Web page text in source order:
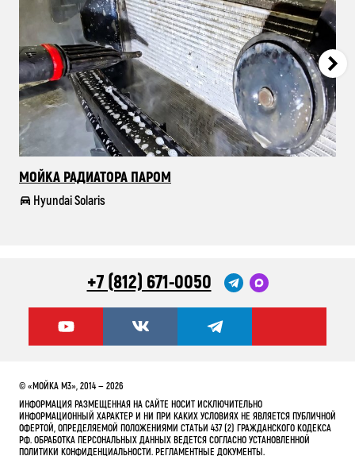
МОЙКА РАДИАТОРА ПАРОМ
Hyundai Solaris
+7 (812) 671-0050
© «МОЙКА М3», 2014 — 2026
ИНФОРМАЦИЯ РАЗМЕЩЕННАЯ НА САЙТЕ НОСИТ ИСКЛЮЧИТЕЛЬНО
ИНФОРМАЦИОННЫЙ ХАРАКТЕР И НИ ПРИ КАКИХ УСЛОВИЯХ НЕ ЯВЛЯЕТСЯ ПУБЛИЧНОЙ
ОФЕРТОЙ, ОПРЕДЕЛЯЕМОЙ ПОЛОЖЕНИЯМИ СТАТЬИ 437 (2) ГРАЖДАНСКОГО КОДЕКСА
РФ. ОБРАБОТКА ПЕРСОНАЛЬНЫХ ДАННЫХ ВЕДЕТСЯ СОГЛАСНО УСТАНОВЛЕННОЙ
ПОЛИТИКИ КОНФИДЕНЦИАЛЬНОСТИ. РЕГЛАМЕНТНЫЕ ДОКУМЕНТЫ.